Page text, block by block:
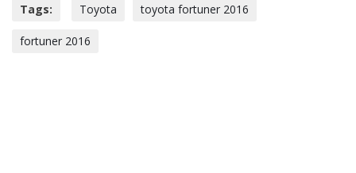
Tags: Toyota toyota fortuner 2016
fortuner 2016